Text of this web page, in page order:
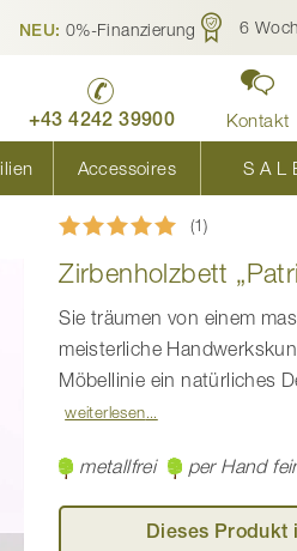
NEU: 0%-Finanzierung 6
+43 4242 39900 Kontakt
Accessoires S A L
Bewertung:
100
% of 100
1
Zirbenholzbett
Sie träumen von einem
meisterliche
Möbellinie ein natürliches
weiterlesen
metallfrei per Hand
Dieses Produkt